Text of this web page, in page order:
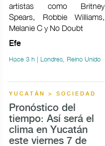
artistas como Britney
Spears, Robbie Williams,
Melanie C y No Doubt
Efe
Hace 3 h | Londres, Reino Unido
YUCATÁN > SOCIEDAD
Pronóstico del
tiempo: Así será el
clima en Yucatán
este viernes 7 de